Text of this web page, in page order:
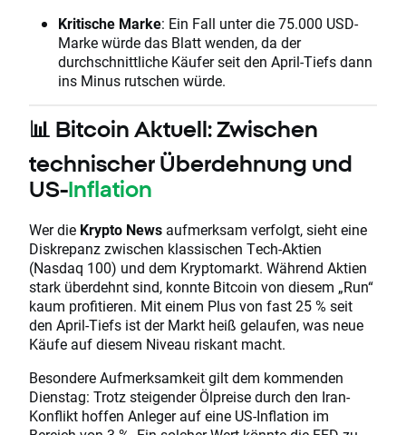
Kritische Marke: Ein Fall unter die 75.000 USD-
Marke würde das Blatt wenden, da der
durchschnittliche Käufer seit den April-Tiefs dann
ins Minus rutschen würde.
📊 Bitcoin Aktuell: Zwischen
technischer Überdehnung und
US-Inflation
Wer die Krypto News aufmerksam verfolgt, sieht eine
Diskrepanz zwischen klassischen Tech-Aktien
(Nasdaq 100) und dem Kryptomarkt. Während Aktien
stark überdehnt sind, konnte Bitcoin von diesem „Run“
kaum profitieren. Mit einem Plus von fast 25 % seit
den April-Tiefs ist der Markt heiß gelaufen, was neue
Käufe auf diesem Niveau riskant macht.
Besondere Aufmerksamkeit gilt dem kommenden
Dienstag: Trotz steigender Ölpreise durch den Iran-
Konflikt hoffen Anleger auf eine US-Inflation im